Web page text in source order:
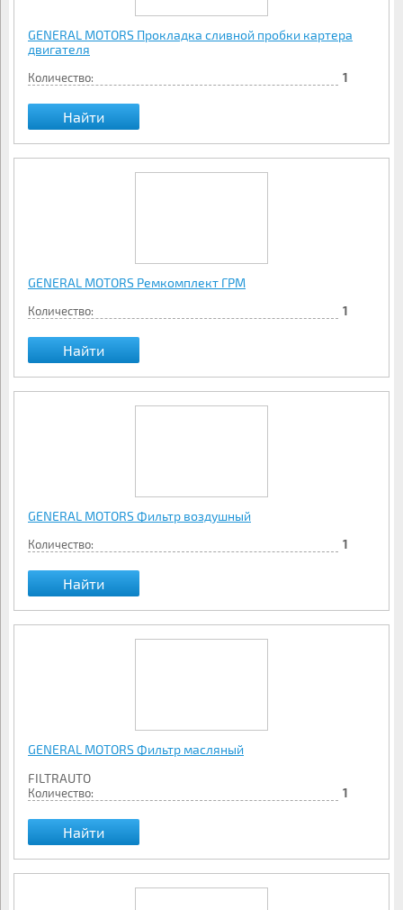
GENERAL MOTORS Прокладка сливной пробки картера
двигателя
Количество: 1
Найти
GENERAL MOTORS Ремкомплект ГРМ
Количество: 1
Найти
GENERAL MOTORS Фильтр воздушный
Количество: 1
Найти
GENERAL MOTORS Фильтр масляный
FILTRAUTO
Количество: 1
Найти